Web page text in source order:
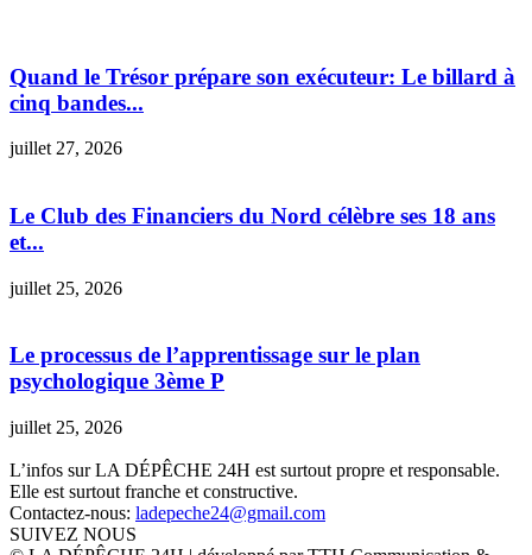
Quand le Trésor prépare son exécuteur: Le billard à
cinq bandes...
juillet 27, 2026
Le Club des Financiers du Nord célèbre ses 18 ans
et...
juillet 25, 2026
Le processus de l’apprentissage sur le plan
psychologique 3ème P
juillet 25, 2026
L’infos sur LA DÉPÊCHE 24H est surtout propre et responsable.
Elle est surtout franche et constructive.
Contactez-nous: ladepeche24@gmail.com
SUIVEZ NOUS